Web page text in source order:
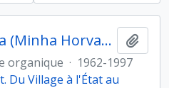
Fouilles de Munhata (Minha Horvat) sous la direction de Jean Perrot
organique · 1962-1997
Du Village à l'État au